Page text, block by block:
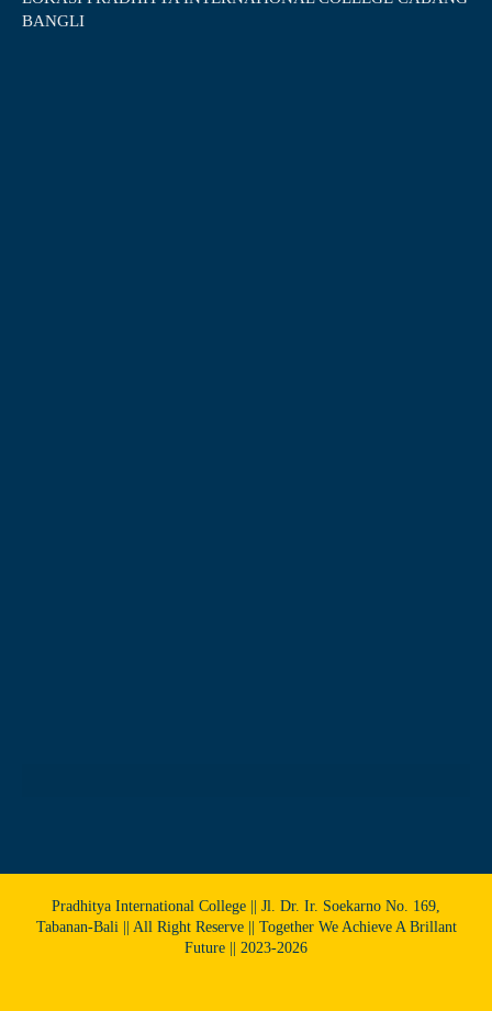
BANGLI
Pradhitya International College || Jl. Dr. Ir. Soekarno No. 169,
Tabanan-Bali || All Right Reserve || Together We Achieve A Brillant
Future || 2023-2026